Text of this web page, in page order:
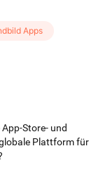
Apps
Store- und
Plattform für